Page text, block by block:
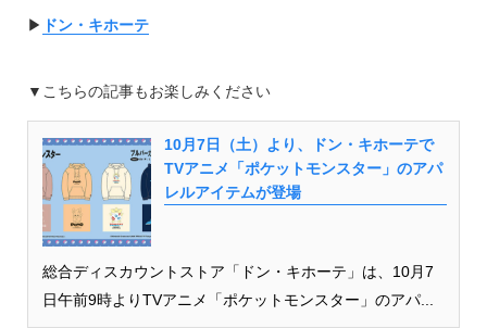
▶︎ ドン・キホーテ
▼こちらの記事もお楽しみください
10月7日（土）より、ドン・キホーテで
TVアニメ「ポケットモンスター」のアパ
レルアイテムが登場
総合ディスカウントストア「ドン・キホーテ」は、10月7
日午前9時よりTVアニメ「ポケットモンスター」のアパ...